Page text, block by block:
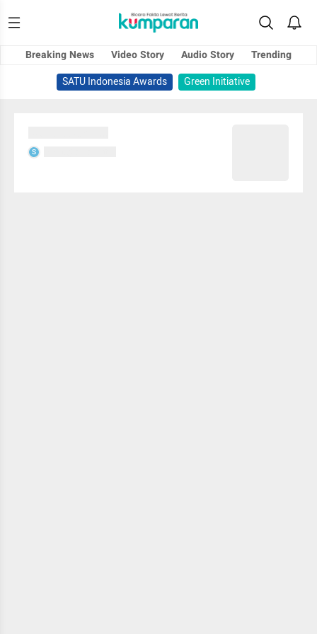
Breaking News Video Story Audio Story
Trending
SATU Indonesia Awards
Green Initiative
S